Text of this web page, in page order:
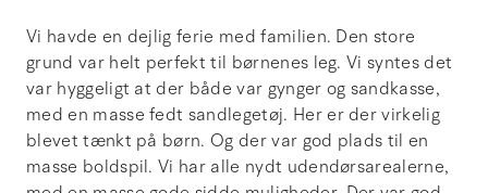
Vi havde en dejlig ferie med familien. Den store
grund var helt perfekt til børnenes leg. Vi syntes det
var hyggeligt at der både var gynger og sandkasse,
med en masse fedt sandlegetøj. Her er der virkelig
blevet tænkt på børn. Og der var god plads til en
masse boldspil. Vi har alle nydt udendørsarealerne,